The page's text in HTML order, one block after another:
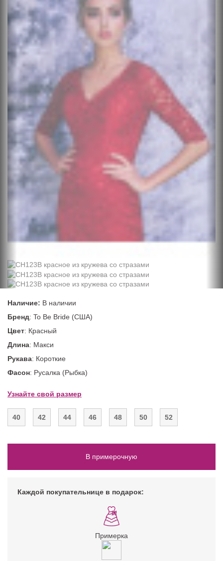
Наличие: В наличии
Бренд: To Be Bride (США)
Цвет: Красный
Длина: Макси
Рукава: Короткие
Фасон: Русалка (Рыбка)
Узнайте свой размер
40 42 44 46 48 50 52
В примерочную
Каждой покупательнице в подарок:
Примерка